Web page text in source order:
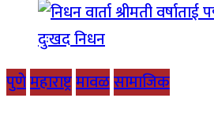
पुणेमहाराष्ट्रमावळसामाजिक